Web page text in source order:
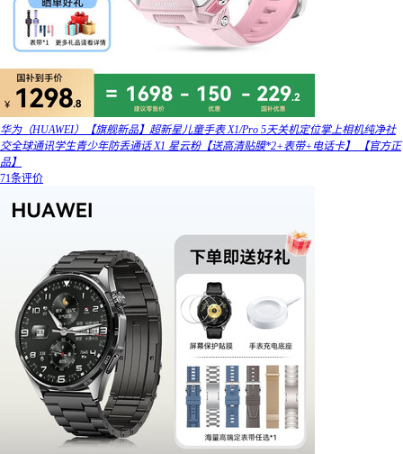
华为（HUAWEI）【旗舰新品】超新星儿童手表 X1/Pro 5天关机定位掌上相机纯净社
交全球通讯学生青少年防丢通话 X1 星云粉【送高清贴膜*2+表带+电话卡】 【官方正
品】
71条评价